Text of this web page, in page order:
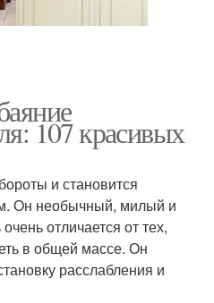
107 красивых
и становится
Он необычный, милый и
отличается от тех,
в общей массе. Он
расслабления и